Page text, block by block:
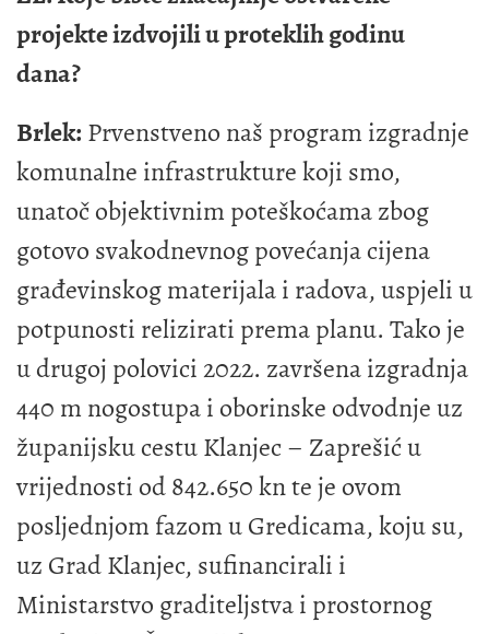
projekte izdvojili u proteklih godinu
dana?
Brlek: Prvenstveno naš program izgradnje
komunalne infrastrukture koji smo,
unatoč objektivnim poteškoćama zbog
gotovo svakodnevnog povećanja cijena
građevinskog materijala i radova, uspjeli u
potpunosti relizirati prema planu. Tako je
u drugoj polovici 2022. završena izgradnja
440 m nogostupa i oborinske odvodnje uz
županijsku cestu Klanjec – Zaprešić u
vrijednosti od 842.650 kn te je ovom
posljednjom fazom u Gredicama, koju su,
uz Grad Klanjec, sufinancirali i
Ministarstvo graditeljstva i prostornog